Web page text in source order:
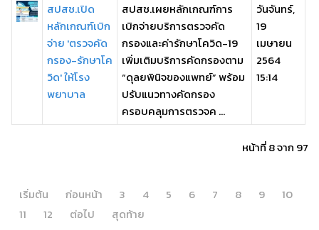
สปสช.เปิด
หลักเกณฑ์เบิก
จ่าย 'ตรวจคัด
กรอง-รักษาโค
วิด' ให้โรง
พยาบาล
สปสช.เผยหลักเกณฑ์การ
เบิกจ่ายบริการตรวจคัด
กรองและค่ารักษาโควิด-19
เพิ่มเติมบริการคัดกรองตาม
“ดุลยพินิจของแพทย์” พร้อม
ปรับแนวทางคัดกรอง
ครอบคลุมการตรวจค ...
วันจันทร์,
19
เมษายน
2564
15:14
หน้าที่ 8 จาก 97
เริ่มต้น ก่อนหน้า 3 4 5 6 7 8 9
10
11
12 ต่อไป สุดท้าย